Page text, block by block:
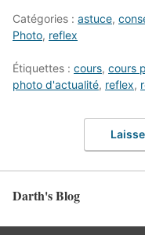
Catégories : astuce,
Photo, reflex
Étiquettes : cours, cours
photo d'actualité, reflex,
Darth's Blog